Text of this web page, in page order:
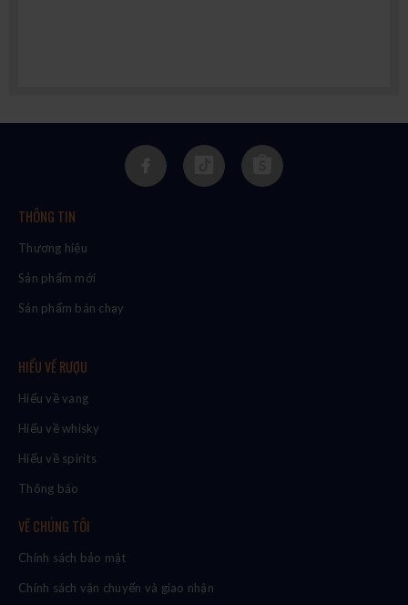
THÔNG TIN
Thương hiệu
Sản phẩm mới
Sản phẩm bán chạy
HIỂU VỀ RƯỢU
Hiểu về vang
Hiểu về whisky
Hiểu về spirits
Thông báo
VỀ CHÚNG TÔI
Chính sách bảo mật
Chính sách vận chuyển và giao nhận